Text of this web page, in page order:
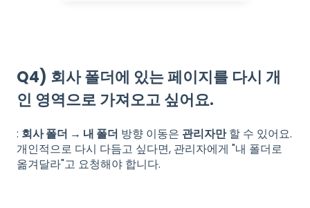
Q4) 회사 폴더에 있는 페이지를 다시 개
인 영역으로 가져오고 싶어요.
: 회사 폴더 → 내 폴더 방향 이동은 관리자만할 수 있어요.
개인적으로 다시 다듬고 싶다면, 관리자에게 "내 폴더로
옮겨달라"고 요청해야 합니다.